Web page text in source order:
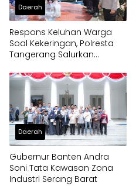
Daerah
Respons Keluhan Warga
Soal Kekeringan, Polresta
Tangerang Salurkan
Panongan
Daerah
Gubernur Banten Andra
Soni Tata Kawasan Zona
Industri Serang Barat